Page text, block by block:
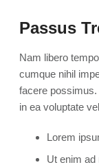
Passus
Nam libero
cumque nihil
facere
in ea voluptate
Lorem
Ut enim